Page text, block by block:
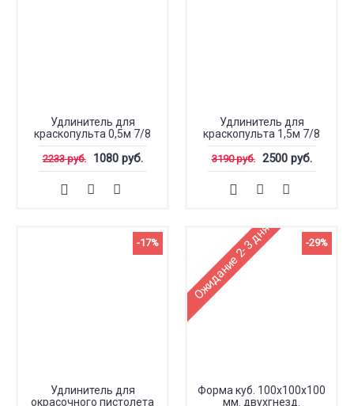
Удлинитель для
краскопульта 0,5м 7/8
2233 руб. 1080 руб.
Удлинитель для
краскопульта 1,5м 7/8
3190 руб. 2500 руб.
-17%
Удлинитель для
окрасочного пистолета
-29%
Ожидание 2-3 дня
Форма куб. 100х100х100
мм. двухгнезд.